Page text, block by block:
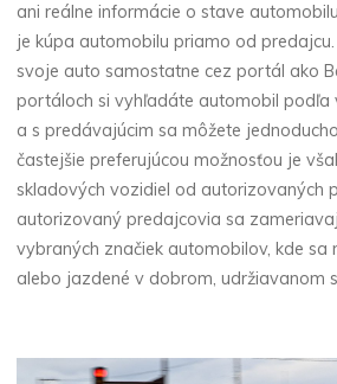
ani reálne informácie o stave
je kúpa automobilu priamo od
svoje auto samostatne cez portál ako
portáloch si vyhľadáte automobil podľa
a s predávajúcim sa môžete
častejšie preferujúcou možnosťou je
skladových vozidiel od autorizovaných
autorizovaný predajcovia sa
vybraných značiek automobilov, kde sa
alebo jazdené v dobrom, udržiavanom